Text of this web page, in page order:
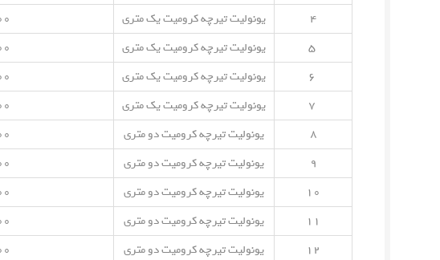
۴
یونولیت تیرچه کرومیت یک متری
یونولیت تیرچه کرومیت یک متری
یونولیت تیرچه کرومیت یک متری
یونولیت تیرچه کرومیت یک متری
۸
یونولیت تیرچه کرومیت دو متری
۹
یونولیت تیرچه کرومیت دو متری
۱۰
یونولیت تیرچه کرومیت دو متری
۱۱
یونولیت تیرچه کرومیت دو متری
۱۲
یونولیت تیرچه کرومیت دو متری